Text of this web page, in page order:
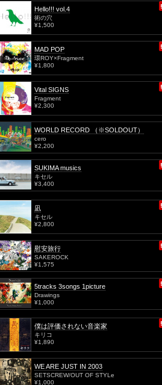
Hello!!! vol.4
術の穴
¥1,500
MAD POP
環ROY×Fragment
¥1,800
Vital SIGNS
Fragment
¥2,300
WORLD RECORD （※SOLDOUT）
cero
¥2,200
SUKIMA musics
キセル
¥3,400
凪
キセル
¥2,800
慰安旅行
SAKEROCK
¥1,575
5tracks 3songs 1picture
Drawings
¥1,000
僕は評価されない音楽家
キリコ
¥1,890
WE ARE JUST IN 2003
SETSCREW/OUT OF STYLe
¥1,000